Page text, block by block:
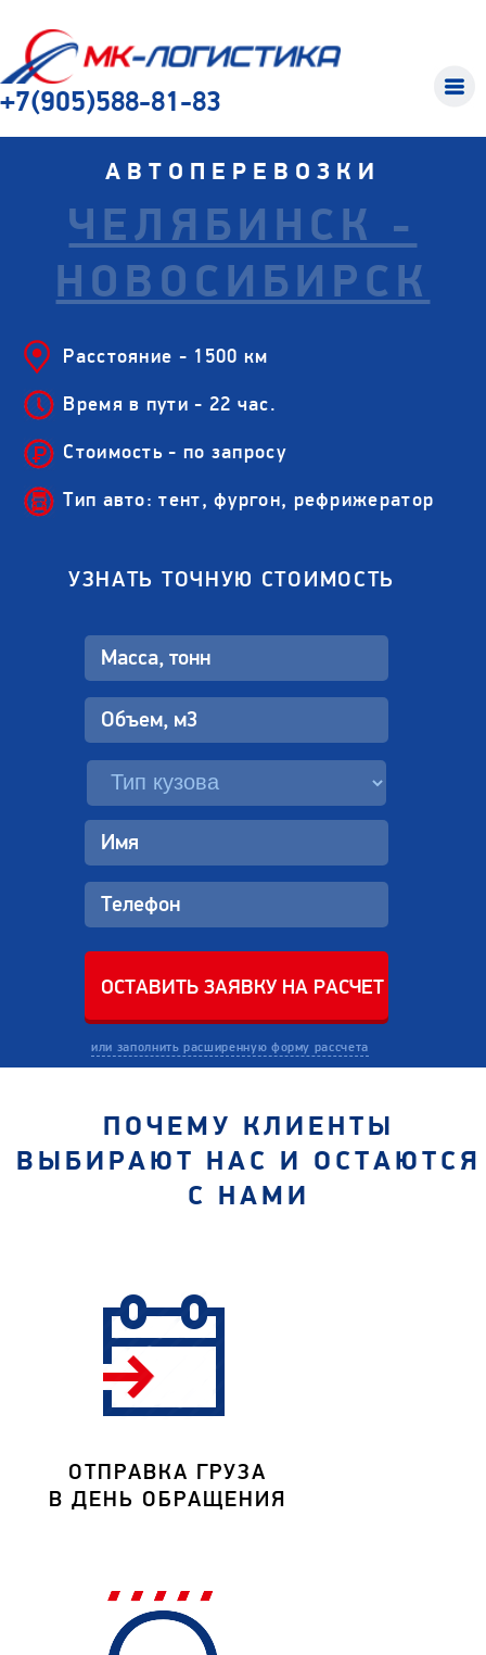
+7(905)588-81-83
АВТОПЕРЕВОЗКИ
ЧЕЛЯБИНСК -
НОВОСИБИРСК
Расстояние - 1500 км
Время в пути - 22 час.
Стоимость - по запросу
Тип авто: тент, фургон, рефрижератор
УЗНАТЬ ТОЧНУЮ СТОИМОСТЬ
или заполнить расширенную форму рассчета
ПОЧЕМУ КЛИЕНТЫ
ВЫБИРАЮТ НАС И ОСТАЮТСЯ
С НАМИ
ОТПРАВКА ГРУЗА
В ДЕНЬ ОБРАЩЕНИЯ